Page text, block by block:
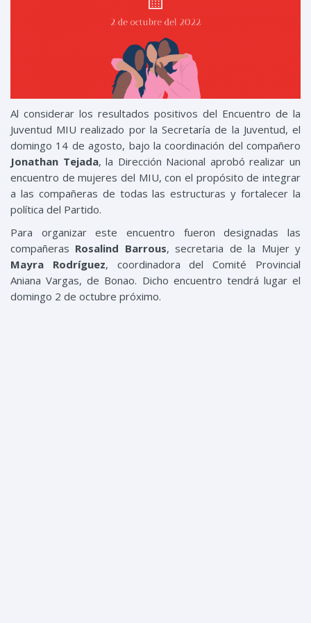
Al considerar los resultados positivos del Encuentro de la
Juventud MIU realizado por la Secretaría de la Juventud, el
domingo 14 de agosto, bajo la coordinación del compañero
Jonathan Tejada, la Dirección Nacional aprobó realizar un
encuentro de mujeres del MIU, con el propósito de integrar
a las compañeras de todas las estructuras y fortalecer la
política del Partido.
Para organizar este encuentro fueron designadas las
compañeras Rosalind Barrous, secretaria de la Mujer y
Mayra Rodríguez, coordinadora del Comité Provincial
Aniana Vargas, de Bonao. Dicho encuentro tendrá lugar el
domingo 2 de octubre próximo.